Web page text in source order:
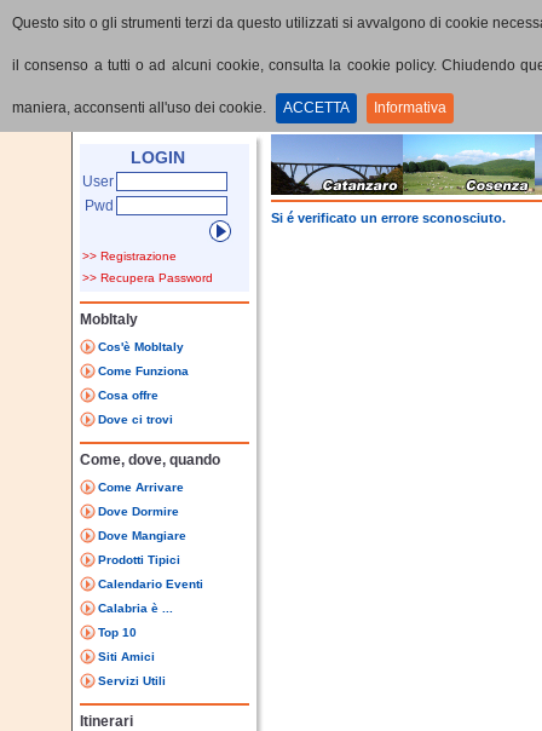
Questo sito o gli strumenti terzi da questo utilizzati si avvalgono di cookie
il consenso a tutti o ad alcuni cookie, consulta la cookie policy. Chiudendo
maniera, acconsenti all'uso dei cookie. ACCETTA Informativa
LOGIN
User
Pwd
>> Registrazione
>> Recupera Password
MobItaly
Cos'è MobItaly
Come Funziona
Cosa offre
Dove ci trovi
Come, dove, quando
Come Arrivare
Dove Dormire
Dove Mangiare
Prodotti Tipici
Calendario Eventi
Calabria è ...
Top 10
Siti Amici
Servizi Utili
Itinerari
Si é verificato un errore sconosciuto.